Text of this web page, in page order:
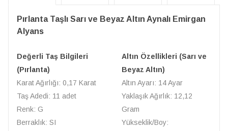
Pırlanta Taşlı Sarı ve Beyaz Altın Aynalı Emirgan
Alyans
Değerli Taş Bilgileri
(Pırlanta)
Karat Ağırlığı: 0,17 Karat
Taş Adedi: 11 adet
Renk: G
Berraklık: SI
Altın Özellikleri (Sarı ve
Beyaz Altın)
Altın Ayarı: 14 Ayar
Yaklaşık Ağırlık: 12,12
Gram
Yükseklik/Boy: